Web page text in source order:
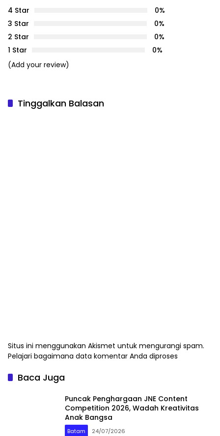
4 Star
0%
3 Star
0%
2 Star
0%
1 Star
0%
(Add your review)
Tinggalkan Balasan
Situs ini menggunakan Akismet untuk mengurangi spam.
Pelajari bagaimana data komentar Anda diproses
Baca Juga
Puncak Penghargaan JNE Content
Competition 2026, Wadah Kreativitas
Anak Bangsa
Batam 24/07/2026